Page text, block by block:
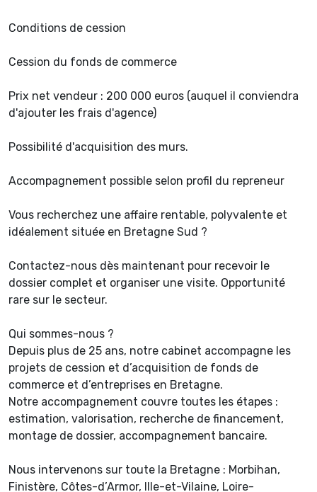
Conditions de cession
Cession du fonds de commerce
Prix net vendeur : 200 000 euros (auquel il conviendra
d'ajouter les frais d'agence)
Possibilité d'acquisition des murs.
Accompagnement possible selon profil du repreneur
Vous recherchez une affaire rentable, polyvalente et
idéalement située en Bretagne Sud ?
Contactez-nous dès maintenant pour recevoir le
dossier complet et organiser une visite. Opportunité
rare sur le secteur.
Qui sommes-nous ?
Depuis plus de 25 ans, notre cabinet accompagne les
projets de cession et d’acquisition de fonds de
commerce et d’entreprises en Bretagne.
Notre accompagnement couvre toutes les étapes :
estimation, valorisation, recherche de financement,
montage de dossier, accompagnement bancaire.
Nous intervenons sur toute la Bretagne : Morbihan,
Finistère, Côtes-d’Armor, Ille-et-Vilaine, Loire-